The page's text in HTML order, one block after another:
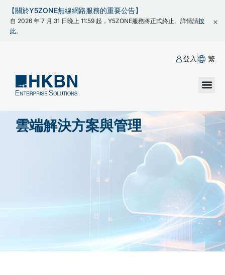
【關於Y5ZONE無線網路服務的重要公告】
自 2026 年 7 月 31 日晚上 11:59 起，Y5ZONE服務將正式終止。詳情請按
此。
登入 繁
雲端解決方案與管理